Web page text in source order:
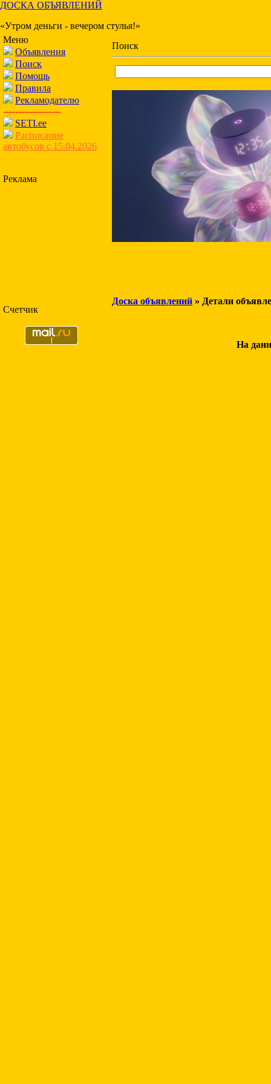
ДОСКА ОБЪЯВЛЕНИЙ
«Утром деньги - вечером стулья!»
Меню
Объявления
Поиск
Помощь
Правила
Рекламодателю
-------------------
SETI.ee
Расписание
автобусов с 15.04.2026
Реклама
Счетчик
Поиск
Доска объявлений » Детали
На